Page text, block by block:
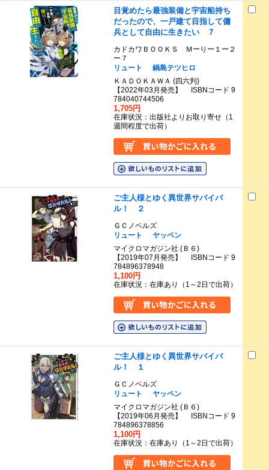
目覚めたら最強装備と宇宙船持ち
だったので、一戸建て目指して傭
兵として自由に生きたい ７
カドカワＢＯＯＫＳ Ｍーりー１ー２
ー７
リュート
鍋島テツヒロ
ＫＡＤＯＫＡＷＡ (四六判)
【2022年03月発売】 ISBNコード 9
784040744506
1,705円
在庫状況：出版社よりお取り寄せ（1
週間程度で出荷）
ご主人様とゆく異世界サバイバ
ル！ ２
ＧＣノベルズ
リュート
ヤッペン
マイクロマガジン社 (Ｂ６)
【2019年07月発売】 ISBNコード 9
784896378948
1,100円
在庫状況：在庫あり（1～2日で出荷）
ご主人様とゆく異世界サバイバ
ル！ １
ＧＣノベルズ
リュート
ヤッペン
マイクロマガジン社 (Ｂ６)
【2019年06月発売】 ISBNコード 9
784896378856
1,100円
在庫状況：在庫あり（1～2日で出荷）